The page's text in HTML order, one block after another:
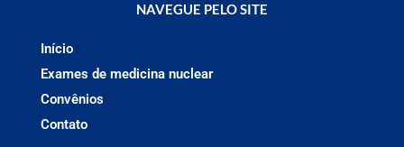
NAVEGUE PELO SITE
Início
Exames de medicina nuclear
Convênios
Contato